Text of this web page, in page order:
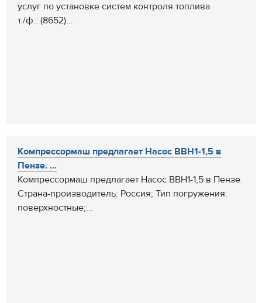
услуг по установке систем контроля топлива
т./ф.: (8652)...
Компрессормаш предлагает Насос ВВН1-1,5 в
Пензе. ...
Компрессормаш предлагает Насос ВВН1-1,5 в Пензе.
Страна-производитель: Россия; Тип погружения:
поверхностные;...